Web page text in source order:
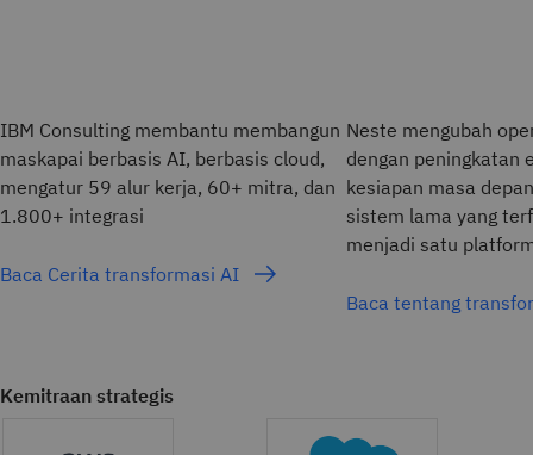
IBM Consulting membantu membangun
maskapai berbasis AI, berbasis cloud,
mengatur 59 alur kerja, 60+ mitra, dan
1.800+ integrasi
Baca Cerita transformasi AI
Neste mengubah
dengan peningkatan
kesiapan masa
sistem lama yang
menjadi satu
Baca tentang
Kemitraan strategis